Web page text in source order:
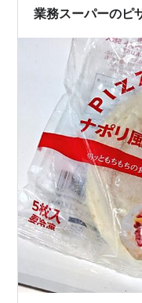
芝の石窯オーブンを
業務スーパーのピ